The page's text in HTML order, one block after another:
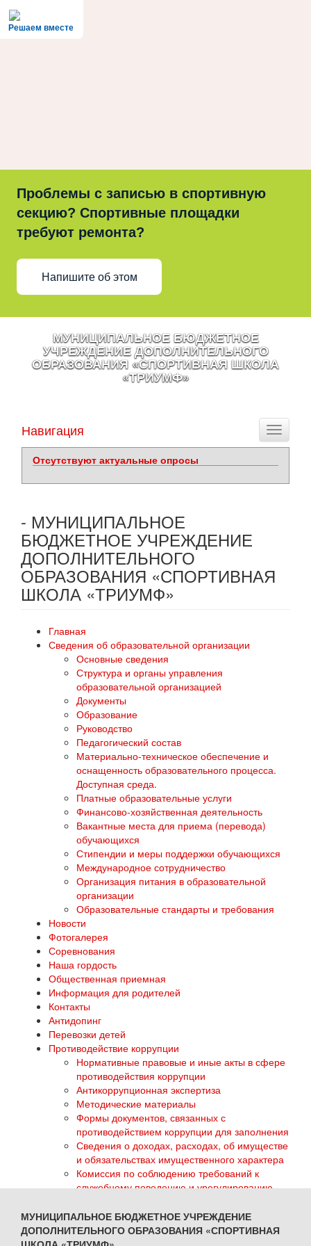
Решаем вместе
Проблемы с записью в спортивную
секцию? Спортивные площадки
требуют ремонта?
Напишите об этом
МУНИЦИПАЛЬНОЕ БЮДЖЕТНОЕ
УЧРЕЖДЕНИЕ ДОПОЛНИТЕЛЬНОГО
ОБРАЗОВАНИЯ «СПОРТИВНАЯ ШКОЛА
«ТРИУМФ»
Toggle
Навигация
Отсутствуют актуальные опросы
- МУНИЦИПАЛЬНОЕ
БЮДЖЕТНОЕ УЧРЕЖДЕНИЕ
ДОПОЛНИТЕЛЬНОГО
ОБРАЗОВАНИЯ «СПОРТИВНАЯ
ШКОЛА «ТРИУМФ»
Главная
Сведения об образовательной организации
Основные сведения
Структура и органы управления
образовательной организацией
Документы
Образование
Руководство
Педагогический состав
Материально-техническое обеспечение и
оснащенность образовательного процесса.
Доступная среда.
Платные образовательные услуги
Финансово-хозяйственная деятельность
Вакантные места для приема (перевода)
обучающихся
Стипендии и меры поддержки обучающихся
Международное сотрудничество
Организация питания в образовательной
организации
Образовательные стандарты и требования
Новости
Фотогалерея
Соревнования
Наша гордость
Общественная приемная
Информация для родителей
Контакты
Антидопинг
Перевозки детей
Противодействие коррупции
Нормативные правовые и иные акты в сфере
противодействия коррупции
Антикоррупционная экспертиза
Методические материалы
Формы документов, связанных с
противодействием коррупции для заполнения
Сведения о доходах, расходах, об имуществе
и обязательствах имущественного характера
Комиссия по соблюдению требований к
служебному поведению и урегулированию
Обратная связь для сообщений о фактах
коррупции
ГТО
МУНИЦИПАЛЬНОЕ БЮДЖЕТНОЕ УЧРЕЖДЕНИЕ
ДОПОЛНИТЕЛЬНОГО ОБРАЗОВАНИЯ «СПОРТИВНАЯ